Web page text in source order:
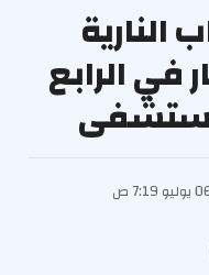
النارية
في الرابع